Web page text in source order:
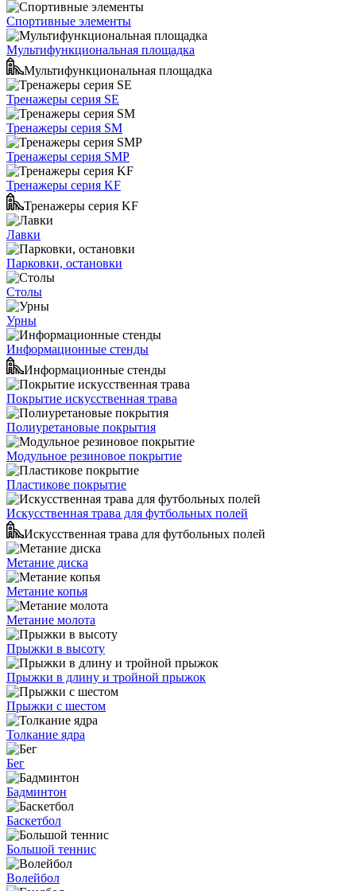
Спортивные элементы
Мультифункциональная площадка
Мультифункциональная площадка
Тренажеры серия SE
Тренажеры серия SM
Тренажеры серия SMP
Тренажеры серия KF
Тренажеры серия KF
Лавки
Парковки, остановки
Столы
Урны
Информационные стенды
Информационные стенды
Покрытие искусственная трава
Полиуретановые покрытия
Модульное резиновое покрытие
Пластикове покрытие
Искусственная трава для футбольных полей
Искусственная трава для футбольных полей
Метание диска
Метание копья
Метание молота
Прыжки в высоту
Прыжки в длину и тройной прыжок
Прыжки с шестом
Толкание ядра
Бег
Бадминтон
Баскетбол
Большой теннис
Волейбол